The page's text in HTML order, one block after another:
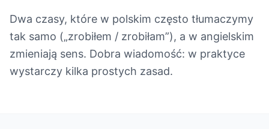
Dwa czasy, które w polskim często tłumaczymy
tak samo („zrobiłem / zrobiłam”), a w angielskim
zmieniają sens. Dobra wiadomość: w praktyce
wystarczy kilka prostych zasad.